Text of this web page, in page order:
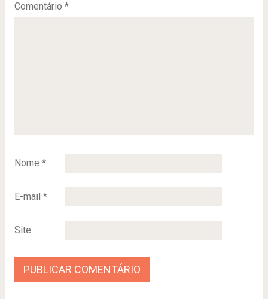
Comentário *
Nome *
E-mail *
Site